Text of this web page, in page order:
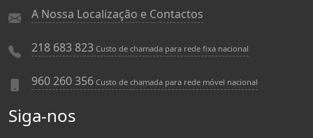
A Nossa Localização e Contactos
218 683 823 Custo de chamada para rede fixa nacional
960 260 356 Custo de chamada para rede móvel nacional
Siga-nos